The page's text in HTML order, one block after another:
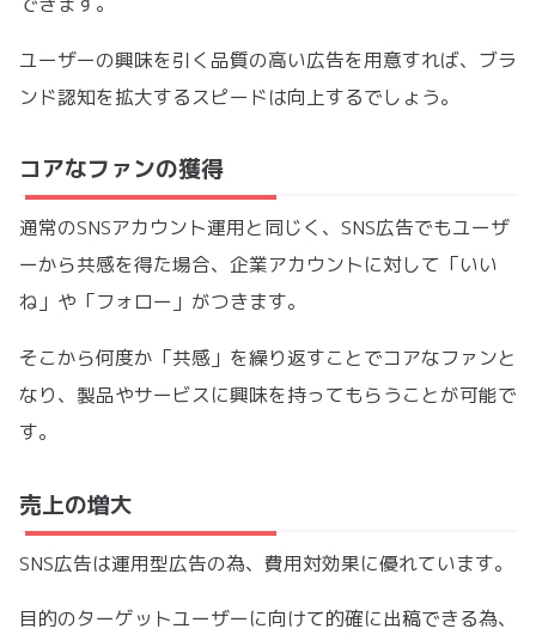
ユーザーの興味を引く品質の高い広告を用意すれば、ブラ
ンド認知を拡大するスピードは向上するでしょう。
コアなファンの獲得
通常のSNSアカウント運用と同じく、SNS広告でもユーザ
ーから共感を得た場合、企業アカウントに対して「いい
ね」や「フォロー」がつきます。
そこから何度か「共感」を繰り返すことでコアなファンと
なり、製品やサービスに興味を持ってもらうことが可能で
す。
売上の増大
SNS広告は運用型広告の為、費用対効果に優れています。
目的のターゲットユーザーに向けて的確に出稿できる為、